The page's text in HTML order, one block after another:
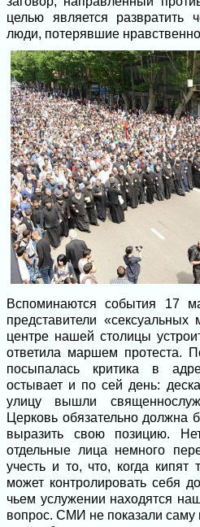
целью является развратить
люди, потерявшие
Вспоминаются события 17
представители
центре нашей столицы
ответила маршем протеста.
посыпалась критика в
остывает и по сей день:
улицу вышли
Церковь обязательно должна
выразить свою позицию.
отдельные лица немного
учесть и то, что, когда кипят
может контролировать себя
чьем услужении находятся
вопрос. СМИ не показали саму